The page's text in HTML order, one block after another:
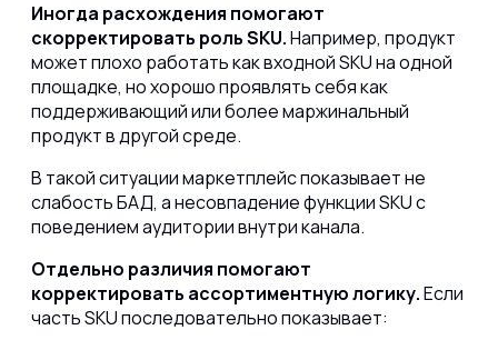
Иногда расхождения помогают
скорректировать роль SKU.Например, продукт
может плохо работать как входной SKU на одной
площадке, но хорошо проявлять себя как
поддерживающий или более маржинальный
продукт в другой среде.
В такой ситуации маркетплейс показывает не
слабость БАД, а несовпадение функции SKU с
поведением аудитории внутри канала.
Отдельно различия помогают
корректировать ассортиментную логику.Если
часть SKU последовательно показывает: